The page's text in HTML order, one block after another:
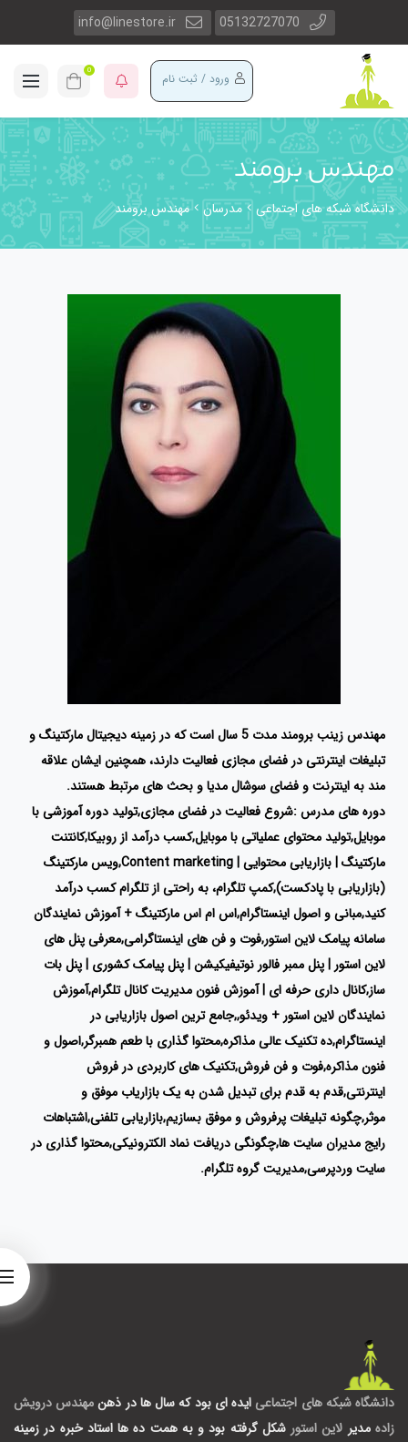
05132727070
info@linestore.ir
ورود / ثبت نام 0
مهندس برومند
دانشگاه شبکه های اجتماعی مدرسان مهندس برومند
مهندس زینب برومند مدت 5 سال است که در زمینه دیجیتال مارکتینگ و
تبلیغات اینترنتی در فضای مجازی فعالیت دارند، همچنین ایشان علاقه
مند به اینترنت و فضای سوشال مدیا و بحث های مرتبط هستند.
دوره های مدرس :شروع فعالیت در فضای مجازی,تولید دوره آموزشی با
موبایل,تولید محتوای عملیاتی با موبایل,کسب درآمد از روبیکا,کانتنت
مارکتینگ | بازاریابی محتوایی | Content marketing,ویس مارکتینگ
(بازاریابی با پادکست),کمپ تلگرام، به راحتی از تلگرام کسب درآمد
کنید,مبانی و اصول اینستاگرام,اس ام اس مارکتینگ + آموزش نمایندگان
سامانه پیامک لاین استور,فوت و فن های اینستاگرامی,معرفی پنل های
لاین استور | پنل ممبر فالور نوتیفیکیشن | پنل پیامک کشوری | پنل بات
ساز,کانال داری حرفه ای | آموزش فنون مدیریت کانال تلگرام,آموزش
نمایندگان لاین استور + ویدئو,,جامع ترین اصول بازاریابی در
اینستاگرام,ده تکنیک عالی مذاکره,محتوا گذاری با طعم همبرگر,اصول و
فنون مذاکره,فوت و فن فروش,تکنیک های کاربردی در فروش
اینترنتی,قدم به قدم برای تبدیل شدن به یک بازاریاب موفق و
موثر,چگونه تبلیغات پرفروش و موفق بسازیم,بازاریابی تلفنی,اشتباهات
رایج مدیران سایت ها,چگونگی دریافت نماد الکترونیکی,محتوا گذاری در
سایت وردپرسی,مدیریت گروه تلگرام.
دانشگاه شبکه های اجتماعی ایده ای بود که سال ها در ذهنمهندس درویش
زاده مدیر لاین استور شکل گرفته بود و به همت ده ها استاد خبره در زمینه